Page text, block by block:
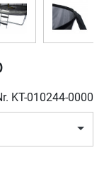
KT-010244-0000